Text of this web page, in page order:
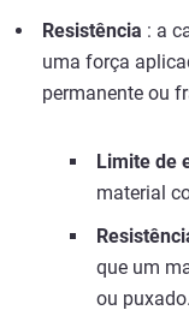
Resistência : a
uma força
permanente ou
Limite de
material
que um
ou puxado.